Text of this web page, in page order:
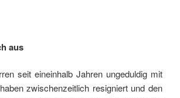
aus
seit eineinhalb Jahren ungeduldig mit
zwischenzeitlich resigniert und den